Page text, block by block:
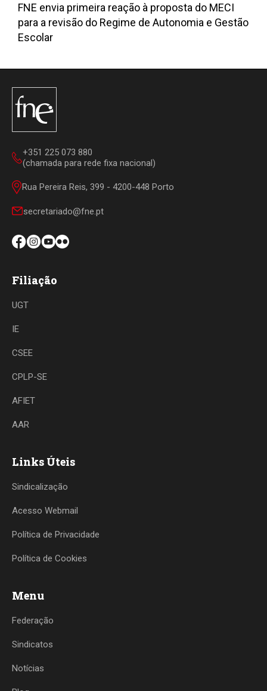
FNE envia primeira reação à proposta do MECI
para a revisão do Regime de Autonomia e Gestão
Escolar
+351 225 073 880
(chamada para rede fixa nacional)
Rua Pereira Reis, 399 - 4200-448 Porto
secretariado@fne.pt
Filiação
UGT
IE
CSEE
CPLP-SE
AFIET
AAR
Links Úteis
Sindicalização
Acesso Webmail
Política de Privacidade
Política de Cookies
Menu
Federação
Sindicatos
Notícias